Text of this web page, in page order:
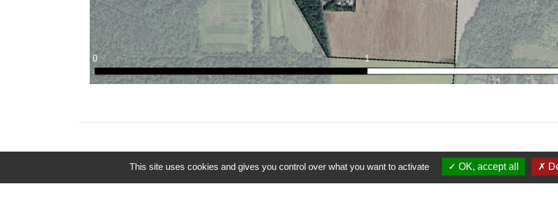
Contacts
This site uses cookies and gives you control over what you want to activate OK, accept all